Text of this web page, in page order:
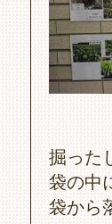
掘った
袋の中
袋から